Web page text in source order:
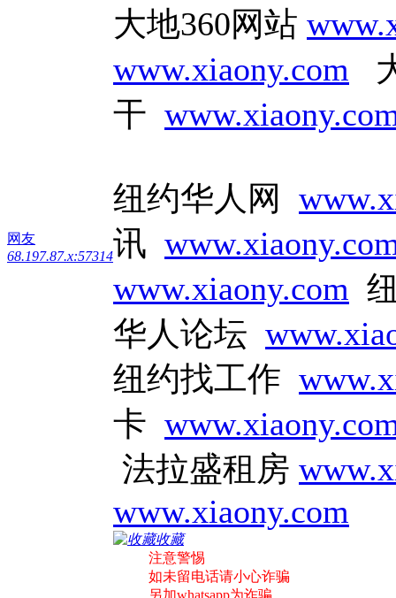
网友
68.197.87.x:57314
大地360网站
www.xiaony.com
干
纽约华人网
讯
www.xiaony.com
华人论坛
纽约找工作
卡
法拉盛租房
www.xiaony.com
收藏
注意警惕
如未留电话请小心诈骗
另加whatsapp为诈骗